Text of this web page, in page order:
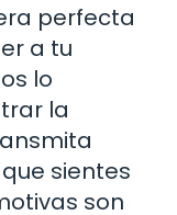
perfecta
a tu
lo
la
sientes
son